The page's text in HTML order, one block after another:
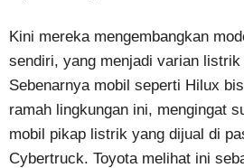
Kini mereka mengembangkan
sendiri, yang menjadi varian
Sebenarnya mobil seperti Hilux
ramah lingkungan ini, mengingat
mobil pikap listrik yang dijual di
Cybertruck. Toyota melihat ini